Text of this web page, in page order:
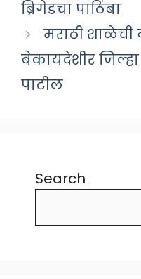
ब्रिगेडचा पाठिंबा
मराठी
बेकायदेशीर जिल्हा
पाटील
Search